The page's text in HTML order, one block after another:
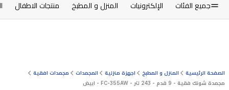
جميع الفئات الإلكترونيات المنزل و المطبخ منتجات الاطفال
الصفحة الرئيسية المنزل و المطبخ اجهزة منزلية المجمدات
مجمدات افقية
مجمدة شونك فقية - 9 قدم - 243 لتر - FC-355AW - ابيض